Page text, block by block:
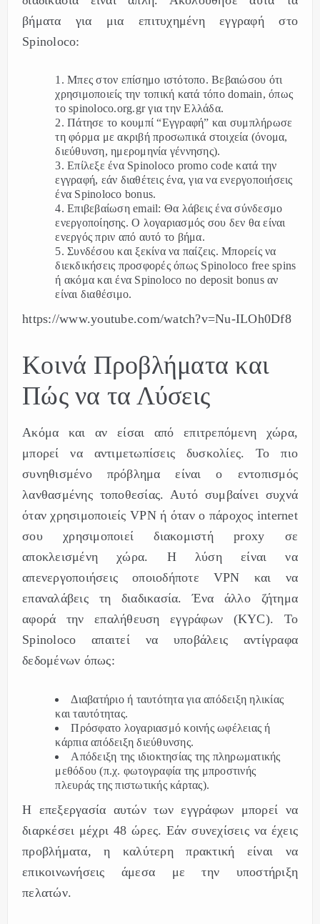
βήματα για μια επιτυχημένη εγγραφή στο
Spinoloco:
Μπες στον επίσημο ιστότοπο. Βεβαιώσου ότι
χρησιμοποιείς την τοπική κατά τόπο domain, όπως
το spinoloco.org.gr για την Ελλάδα.
Πάτησε το κουμπί “Εγγραφή” και συμπλήρωσε
τη φόρμα με ακριβή προσωπικά στοιχεία (όνομα,
διεύθυνση, ημερομηνία γέννησης).
Επίλεξε ένα Spinoloco promo code κατά την
εγγραφή, εάν διαθέτεις ένα, για να ενεργοποιήσεις
ένα Spinoloco bonus.
Επιβεβαίωση email: Θα λάβεις ένα σύνδεσμο
ενεργοποίησης. Ο λογαριασμός σου δεν θα είναι
ενεργός πριν από αυτό το βήμα.
Συνδέσου και ξεκίνα να παίζεις. Μπορείς να
διεκδικήσεις προσφορές όπως Spinoloco free spins
ή ακόμα και ένα Spinoloco no deposit bonus αν
είναι διαθέσιμο.
https://www.youtube.com/watch?v=Nu-ILOh0Df8
Κοινά Προβλήματα και
Πώς να τα Λύσεις
Ακόμα και αν είσαι από επιτρεπόμενη χώρα,
μπορεί να αντιμετωπίσεις δυσκολίες. Το πιο
συνηθισμένο πρόβλημα είναι ο εντοπισμός
λανθασμένης τοποθεσίας. Αυτό συμβαίνει συχνά
όταν χρησιμοποιείς VPN ή όταν ο πάροχος internet
σου χρησιμοποιεί διακομιστή proxy σε
αποκλεισμένη χώρα. Η λύση είναι να
απενεργοποιήσεις οποιοδήποτε VPN και να
επαναλάβεις τη διαδικασία. Ένα άλλο ζήτημα
αφορά την επαλήθευση εγγράφων (KYC). Το
Spinoloco απαιτεί να υποβάλεις αντίγραφα
δεδομένων όπως:
Διαβατήριο ή ταυτότητα για απόδειξη ηλικίας
και ταυτότητας.
Πρόσφατο λογαριασμό κοινής ωφέλειας ή
κάρπια απόδειξη διεύθυνσης.
Απόδειξη της ιδιοκτησίας της πληρωματικής
μεθόδου (π.χ. φωτογραφία της μπροστινής
πλευράς της πιστωτικής κάρτας).
Η επεξεργασία αυτών των εγγράφων μπορεί να
διαρκέσει μέχρι 48 ώρες. Εάν συνεχίσεις να έχεις
προβλήματα, η καλύτερη πρακτική είναι να
επικοινωνήσεις άμεσα με την υποστήριξη
πελατών.